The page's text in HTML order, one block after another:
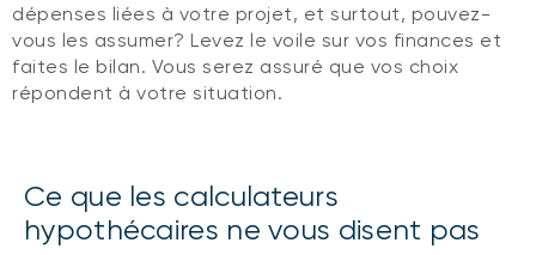
dépenses liées à votre projet, et surtout, pouvez-
vous les assumer? Levez le voile sur vos finances et
faites le bilan. Vous serez assuré que vos choix
répondent à votre situation.
Ce que les calculateurs
hypothécaires ne vous disent pas